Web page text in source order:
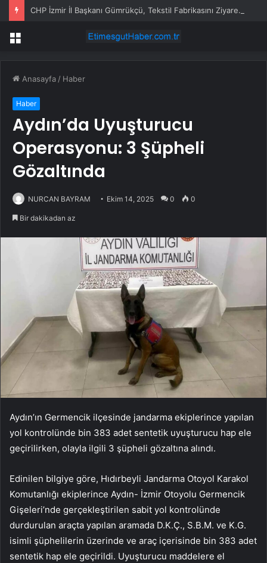
CHP İzmir İl Başkanı Gümrükçü, Tekstil Fabrikasını Ziyaret Etti
Menü
Anasayfa / Haber
Haber
Aydın’da Uyuşturucu
Operasyonu: 3 Şüpheli
Gözaltında
NURCAN BAYRAM Ekim 14, 2025 0 0
Bir dakikadan az
Aydın’ın Germencik ilçesinde jandarma ekiplerince yapılan
yol kontrolünde bin 383 adet sentetik uyuşturucu hap ele
geçirilirken, olayla ilgili 3 şüpheli gözaltına alındı.
Edinilen bilgiye göre, Hıdırbeyli Jandarma Otoyol Karakol
Komutanlığı ekiplerince Aydın- İzmir Otoyolu Germencik
Gişeleri’nde gerçekleştirilen sabit yol kontrolünde
durdurulan araçta yapılan aramada D.K.Ç., S.B.M. ve K.G.
isimli şüphelilerin üzerinde ve araç içerisinde bin 383 adet
sentetik hap ele geçirildi. Uyuşturucu maddelere el